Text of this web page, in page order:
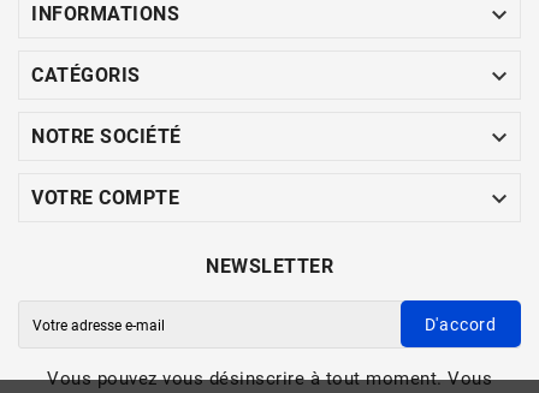
INFORMATIONS 
CATÉGORIS 
NOTRE SOCIÉTÉ 
VOTRE COMPTE 
NEWSLETTER
D'accord
Vous pouvez vous désinscrire à tout moment. Vous